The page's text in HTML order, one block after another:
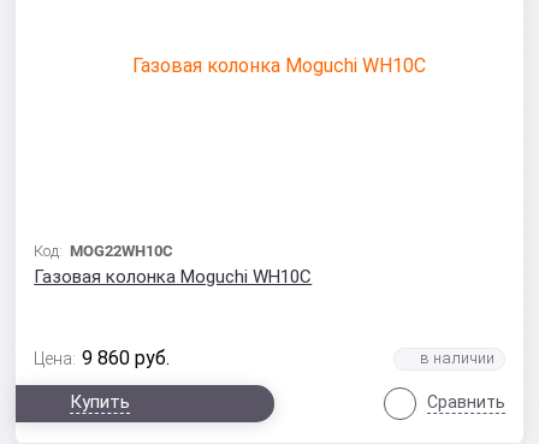
Код:MOG22WH10C
Газовая колонка Moguchi WH10C
Цена: 9 860 руб.
Купить Сравнить